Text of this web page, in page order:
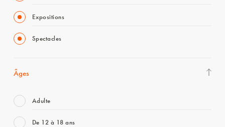
Expositions
Spectacles
Âges
Adulte
De 12 à 18 ans